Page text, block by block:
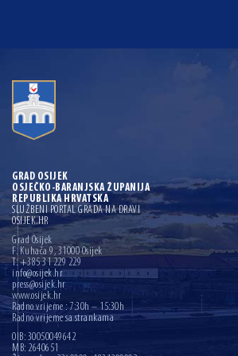
GRAD OSIJEK
OSJEČKO-BARANJSKA ŽUPANIJA
REPUBLIKA HRVATSKA
SLUŽBENI PORTAL GRADA NA DRAVI
OSIJEK.HR
Grad Osijek
F. Kuhača 9, 31000 Osijek
T: +385 31 229 229
info@osijek.hr
press@osijek.hr
www.osijek.hr
Radno vrijeme : 7:30h – 15:30h
Radno vrijeme sa strankama
OIB: 30050049642
MB: 2640651